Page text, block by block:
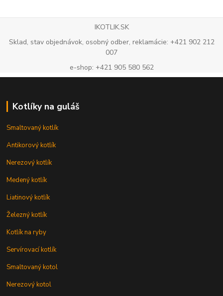
IKOTLIK.SK
Sklad, stav objednávok, osobný odber, reklamácie: +421 902 212
007
e-shop: +421 905 580 562
Kotlíky na guláš
Smaltovaný kotlík
Antikorový kotlík
Nerezový kotlík
Medený kotlík
Liatinový kotlík
Železný kotlík
Kotlík na ryby
Servírovací kotlík
Smaltovaný kotol
Nerezový kotol